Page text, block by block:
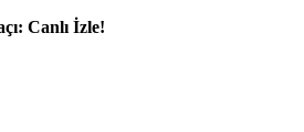
Canlı İzle!